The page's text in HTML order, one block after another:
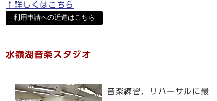
↑詳しくはこちら
利用申請への近道はこちら
水嶺湖音楽スタジオ
音楽練習、リハーサルに最